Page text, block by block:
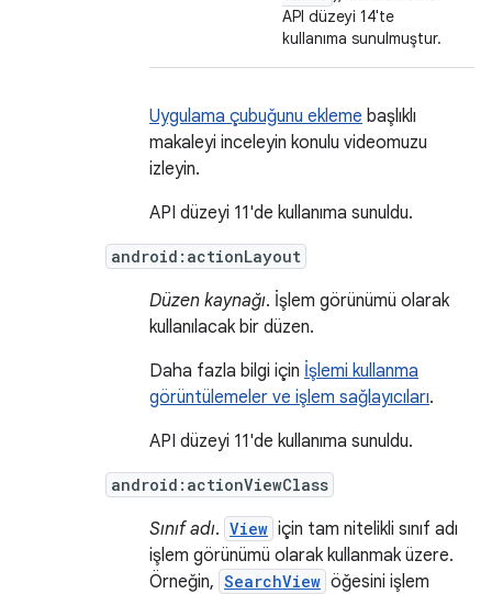
API düzeyi 14'te
kullanıma sunulmuştur.
Uygulama çubuğunu ekleme başlıklı
makaleyi inceleyin konulu videomuzu
izleyin.
API düzeyi 11'de kullanıma sunuldu.
android:actionLayout
Düzen kaynağı. İşlem görünümü olarak
kullanılacak bir düzen.
Daha fazla bilgi için İşlemi kullanma
görüntülemeler ve işlem sağlayıcıları.
API düzeyi 11'de kullanıma sunuldu.
android:actionViewClass
Sınıf adı. View için tam nitelikli sınıf adı
işlem görünümü olarak kullanmak üzere.
Örneğin, SearchView öğesini işlem